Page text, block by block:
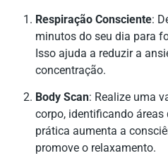
Respiração Consciente:
minutos do seu dia para
Isso ajuda a reduzir a
concentração.
Body Scan: Realize uma
corpo, identificando áreas
prática aumenta a
promove o relaxamento.